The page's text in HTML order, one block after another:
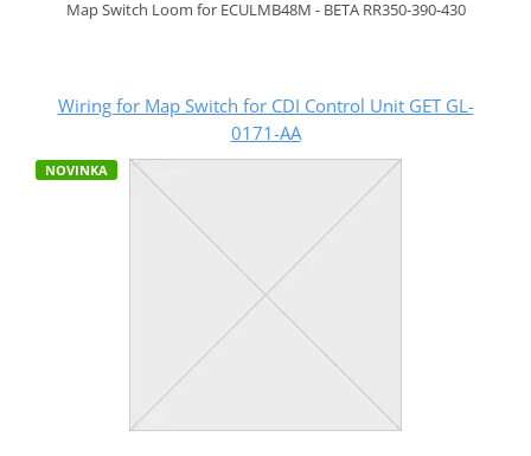
Map Switch Loom for ECULMB48M - BETA RR350-390-430
Wiring for Map Switch for CDI Control Unit GET GL-
0171-AA
NOVINKA